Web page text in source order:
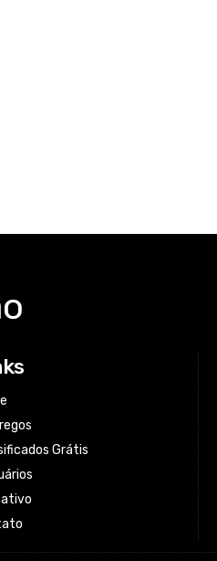
Grátis